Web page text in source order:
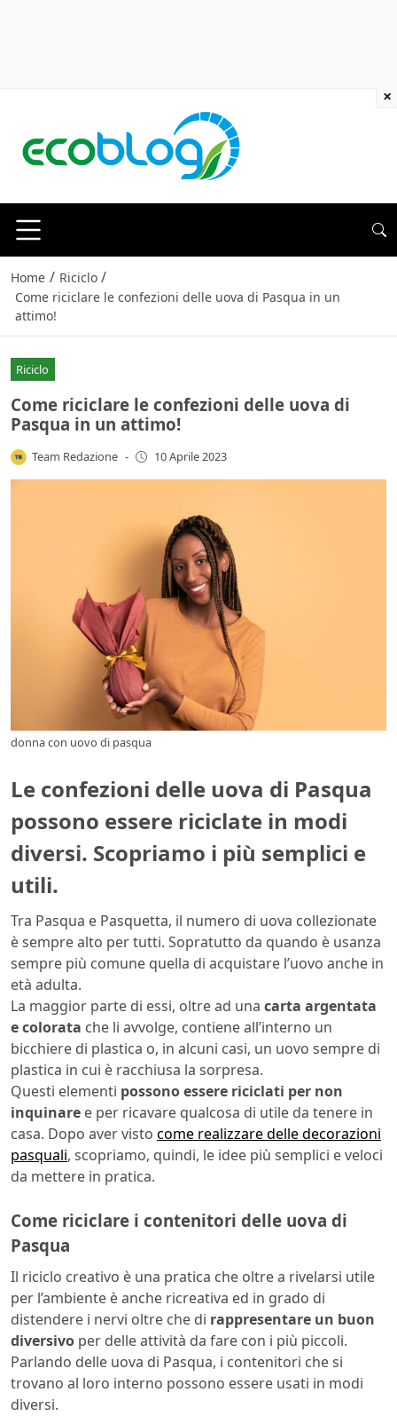
Home / Riciclo /
Come riciclare le confezioni delle uova di Pasqua in un
attimo!
Riciclo
Come riciclare le confezioni delle uova di
Pasqua in un attimo!
Team Redazione - 10 Aprile 2023
donna con uovo di pasqua
Le confezioni delle uova di Pasqua
possono essere riciclate in modi
diversi. Scopriamo i più semplici e
utili.
Tra Pasqua e Pasquetta, il numero di uova collezionate
è sempre alto per tutti. Sopratutto da quando è usanza
sempre più comune quella di acquistare l’uovo anche in
età adulta.
La maggior parte di essi, oltre ad una carta argentata
e colorata che li avvolge, contiene all’interno un
bicchiere di plastica o, in alcuni casi, un uovo sempre di
plastica in cui è racchiusa la sorpresa.
Questi elementi possono essere riciclati per non
inquinare e per ricavare qualcosa di utile da tenere in
casa. Dopo aver visto come realizzare delle decorazioni
pasquali, scopriamo, quindi, le idee più semplici e veloci
da mettere in pratica.
Come riciclare i contenitori delle uova di
Pasqua
Il riciclo creativo è una pratica che oltre a rivelarsi utile
per l’ambiente è anche ricreativa ed in grado di
distendere i nervi oltre che di rappresentare un buon
diversivo per delle attività da fare con i più piccoli.
Parlando delle uova di Pasqua, i contenitori che si
trovano al loro interno possono essere usati in modi
diversi.
×